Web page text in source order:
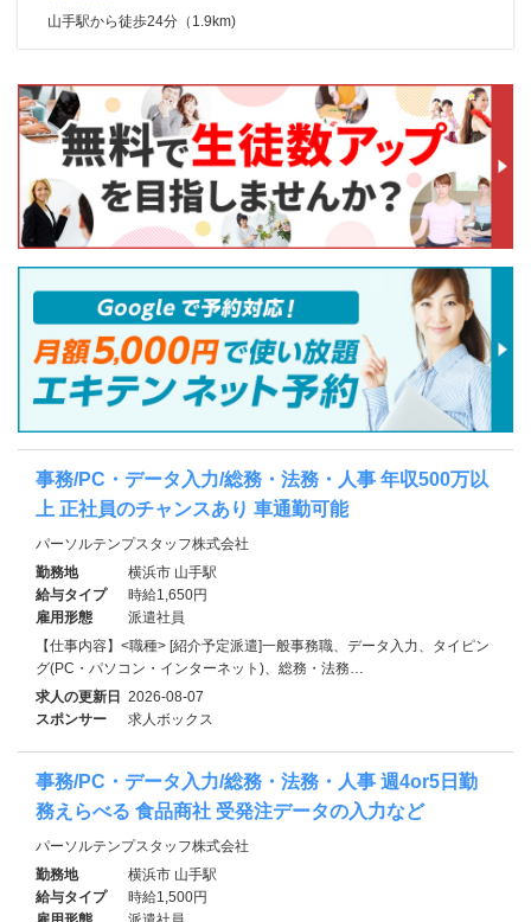
山手駅から徒歩24分（1.9km)
事務/PC・データ入力/総務・法務・人事 年収500万以
上 正社員のチャンスあり 車通勤可能
パーソルテンプスタッフ株式会社
勤務地
横浜市 山手駅
給与タイプ
時給1,650円
雇用形態
派遣社員
【仕事内容】<職種> [紹介予定派遣]一般事務職、データ入力、タイピン
グ(PC・パソコン・インターネット)、総務・法務…
求人の更新日 2026-08-07
スポンサー
求人ボックス
事務/PC・データ入力/総務・法務・人事 週4or5日勤
務えらべる 食品商社 受発注データの入力など
パーソルテンプスタッフ株式会社
勤務地
横浜市 山手駅
給与タイプ
時給1,500円